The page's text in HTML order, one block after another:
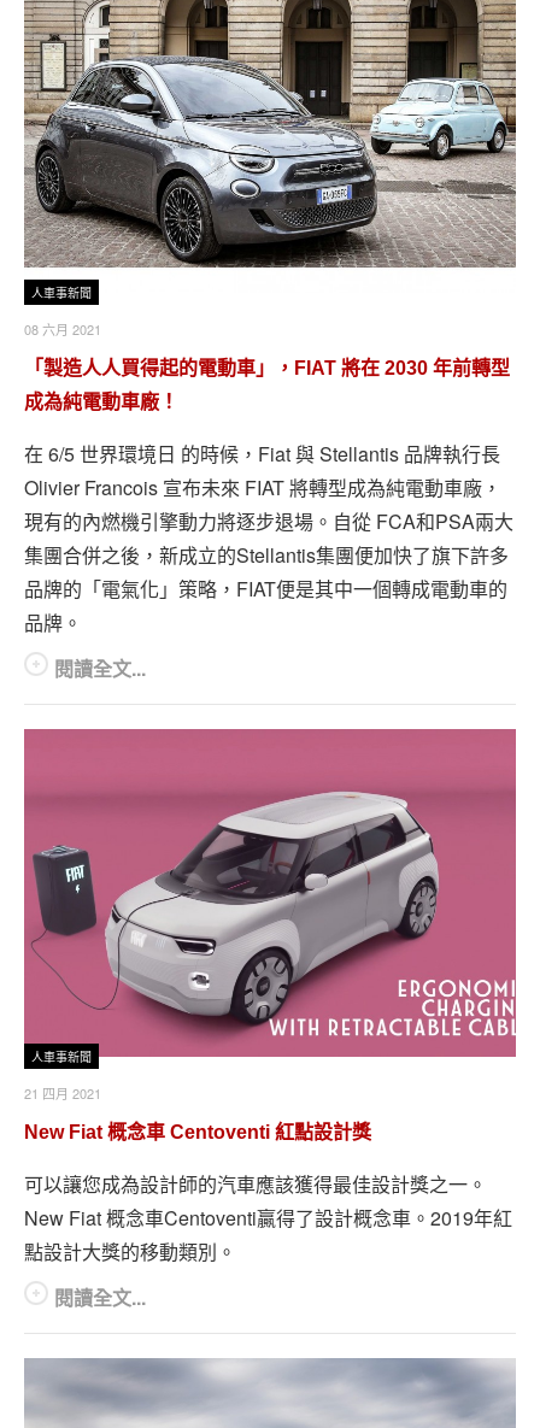
人車事新聞
08 六月 2021
「製造人人買得起的電動車」，FIAT 將在 2030 年前轉型
成為純電動車廠！
在 6/5 世界環境日 的時候，Fiat 與 Stellantis 品牌執行長
Olivier Francois 宣布未來 FIAT 將轉型成為純電動車廠，
現有的內燃機引擎動力將逐步退場。自從 FCA和PSA兩大
集團合併之後，新成立的Stellantis集團便加快了旗下許多
品牌的「電氣化」策略，FIAT便是其中一個轉成電動車的
品牌。
閱讀全文...
人車事新聞
21 四月 2021
New Fiat 概念車 Centoventi 紅點設計獎
可以讓您成為設計師的汽車應該獲得最佳設計獎之一。
New Fiat 概念車Centoventi贏得了設計概念車。2019年紅
點設計大獎的移動類別。
閱讀全文...